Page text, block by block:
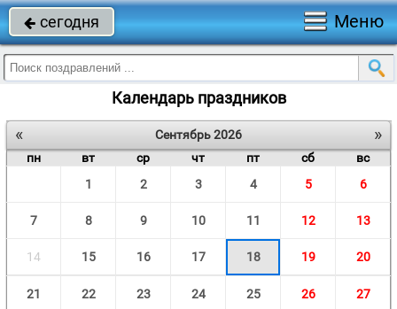
 сегодня Меню
Календарь праздников
« »
Сентябрь 2026
пн
вт ср чт пт сб
вс
1
2 3 4 5 6
7 8 9 10 11 12 13
14 15 16 17 18 19 20
21 22 23 24 25 26 27